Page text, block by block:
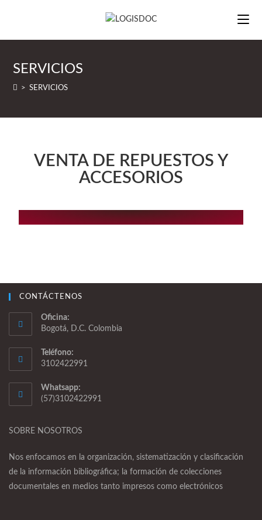
SERVICIOS
> SERVICIOS
VENTA DE REPUESTOS Y
ACCESORIOS
CONTÁCTENOS
Oficina:
Bogotá, D.C. Colombia
Teléfono:
3102422991
Whatsapp:
(57)3102422991
SOBRE NOSOTROS
Nos enfocamos en la organización, sistematización y clasificación
de la información bibliográfica; la formación de colecciones
documentales en medios tanto impresos como electrónicos